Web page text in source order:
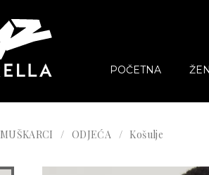
POČETNA
MUŠKARCI ODJEĆA Košulje